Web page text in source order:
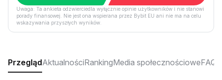
Uwaga: Ta ankieta odzwierciedla wyłącznie opinie użytkowników i nie stanowi
porady finansowej. Nie jest ona wspierana przez Bybit EU ani nie ma na celu
wskazywania przyszłych wyników.
PrzeglądAktualnościRankingMedia społecznościoweFAQ